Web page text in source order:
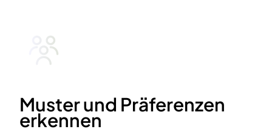
Muster und Präferenzen
erkennen